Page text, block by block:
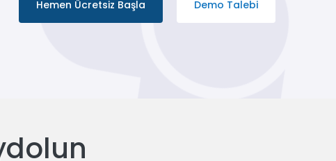
Hemen Ücretsiz Başla Demo Talebi